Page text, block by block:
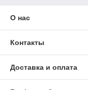
О нас
Контакты
Доставка и оплата